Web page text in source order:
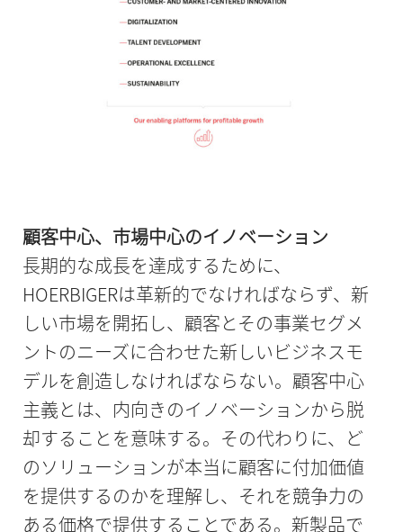
顧客中心、市場中心のイノベーション
長期的な成長を達成するために、
HOERBIGERは革新的でなければならず、新
しい市場を開拓し、顧客とその事業セグメ
ントのニーズに合わせた新しいビジネスモ
デルを創造しなければならない。顧客中心
主義とは、内向きのイノベーションから脱
却することを意味する。その代わりに、ど
のソリューションが本当に顧客に付加価値
を提供するのかを理解し、それを競争力の
ある価格で提供することである。新製品で